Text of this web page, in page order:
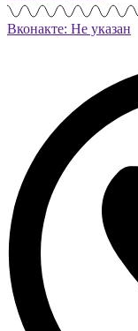
Вконакте: Не указан